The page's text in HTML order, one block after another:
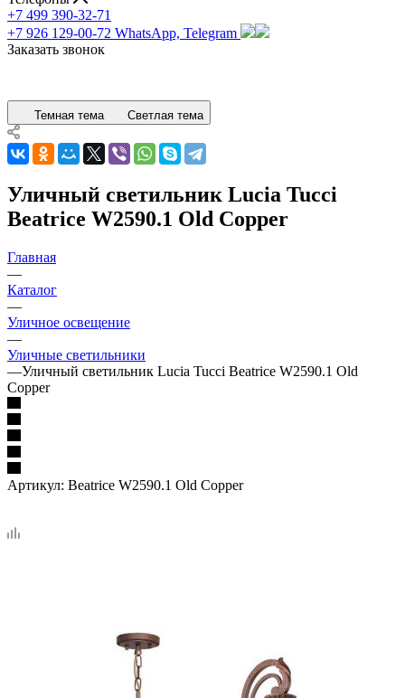
+7 499 390-32-71
+7 926 129-00-72 WhatsApp, Telegram
Заказать звонок
Темная тема Светлая тема
Уличный светильник Lucia Tucci
Beatrice W2590.1 Old Copper
Главная
—
Каталог
—
Уличное освещение
—
Уличные светильники
—Уличный светильник Lucia Tucci Beatrice W2590.1 Old
Copper
Артикул: Beatrice W2590.1 Old Copper